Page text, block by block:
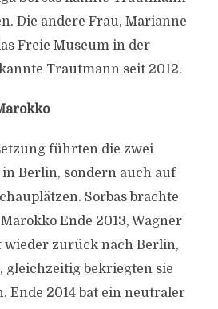
Die andere Frau, Marianne
Freie Museum in der
Trautmann seit 2012.
führten die zwei
Berlin, sondern auch auf
Sorbas brachte
Ende 2013, Wagner
wieder zurück nach Berlin,
gleichzeitig bekriegten sie
Ende 2014 bat ein neutraler